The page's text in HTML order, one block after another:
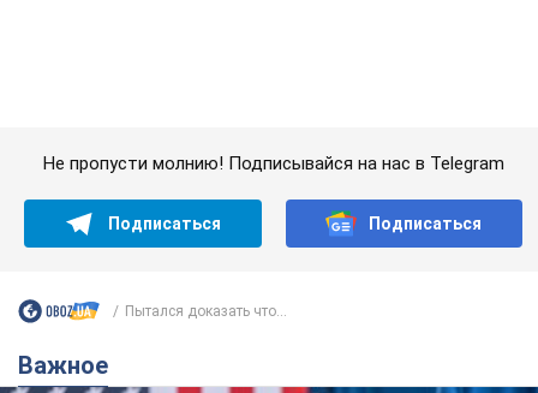
Не пропусти молнию! Подписывайся на нас в Telegram
Подписаться Подписаться
Пытался доказать что...
Важное